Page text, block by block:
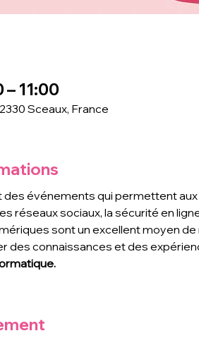
11:00
Sceaux, France
des événements qui permettent
réseaux sociaux, la sécurité en
sont un excellent moyen
des connaissances et des